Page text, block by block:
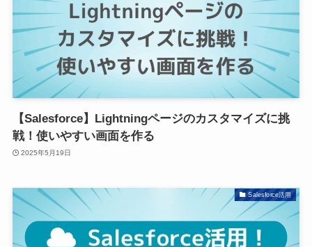
【Salesforce】Lightningページのカスタマイズに挑
戦！使いやすい画面を作る
2025年5月19日
Salesforce活用